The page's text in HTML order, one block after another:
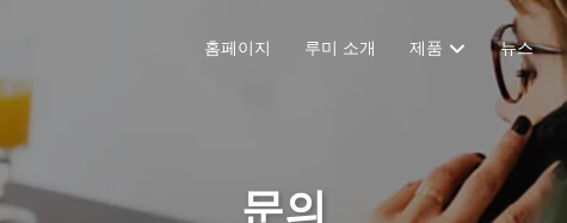
홈페이지 루미 소개 제품 뉴스
문의